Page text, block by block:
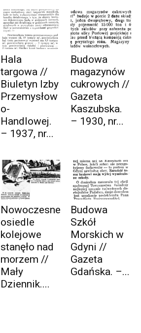
Hala
targowa //
Biuletyn Izby
Przemysłow
o-
Handlowej.
– 1937, nr...
Budowa
magazynów
cukrowych //
Gazeta
Kaszubska.
– 1930, nr...
Nowoczesne
osiedle
kolejowe
stanęło nad
morzem //
Mały
Dziennik....
Budowa
Szkół
Morskich w
Gdyni //
Gazeta
Gdańska. –...